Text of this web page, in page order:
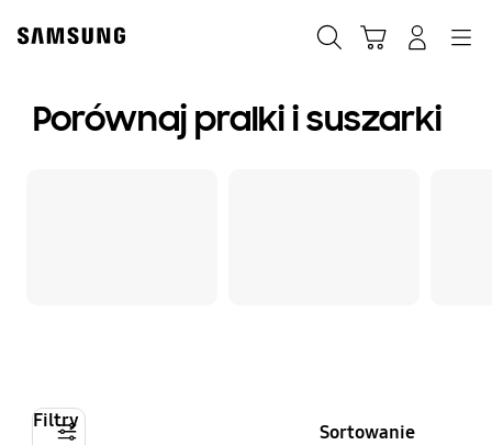
content
Porównaj pralki i suszarki
Filtry Sortowanie